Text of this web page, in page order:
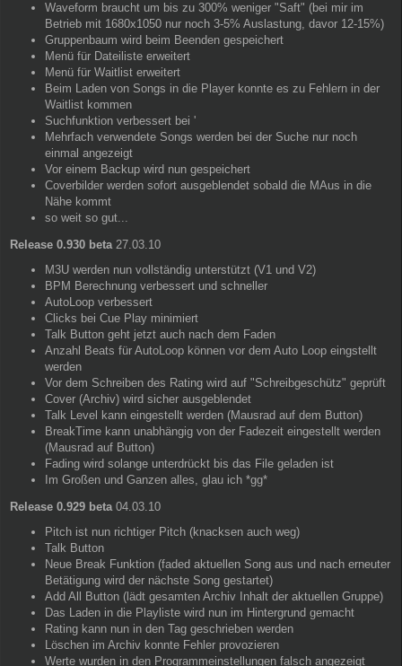
Waveform braucht um bis zu 300% weniger "Saft" (bei mir im
Betrieb mit 1680x1050 nur noch 3-5% Auslastung, davor 12-15%)
Gruppenbaum wird beim Beenden gespeichert
Menü für Dateiliste erweitert
Menü für Waitlist erweitert
Beim Laden von Songs in die Player konnte es zu Fehlern in der
Waitlist kommen
Suchfunktion verbessert bei '
Mehrfach verwendete Songs werden bei der Suche nur noch
einmal angezeigt
Vor einem Backup wird nun gespeichert
Coverbilder werden sofort ausgeblendet sobald die MAus in die
Nähe kommt
so weit so gut...
Release 0.930 beta 27.03.10
M3U werden nun vollständig unterstützt (V1 und V2)
BPM Berechnung verbessert und schneller
AutoLoop verbessert
Clicks bei Cue Play minimiert
Talk Button geht jetzt auch nach dem Faden
Anzahl Beats für AutoLoop können vor dem Auto Loop eingstellt
werden
Vor dem Schreiben des Rating wird auf "Schreibgeschütz" geprüft
Cover (Archiv) wird sicher ausgeblendet
Talk Level kann eingestellt werden (Mausrad auf dem Button)
BreakTime kann unabhängig von der Fadezeit eingestellt werden
(Mausrad auf Button)
Fading wird solange unterdrückt bis das File geladen ist
Im Großen und Ganzen alles, glau ich *gg*
Release 0.929 beta04.03.10
Pitch ist nun richtiger Pitch (knacksen auch weg)
Talk Button
Neue Break Funktion (faded aktuellen Song aus und nach erneuter
Betätigung wird der nächste Song gestartet)
Add All Button (lädt gesamten Archiv Inhalt der aktuellen Gruppe)
Das Laden in die Playliste wird nun im Hintergrund gemacht
Rating kann nun in den Tag geschrieben werden
Löschen im Archiv konnte Fehler provozieren
Werte wurden in den Programmeinstellungen falsch angezeigt